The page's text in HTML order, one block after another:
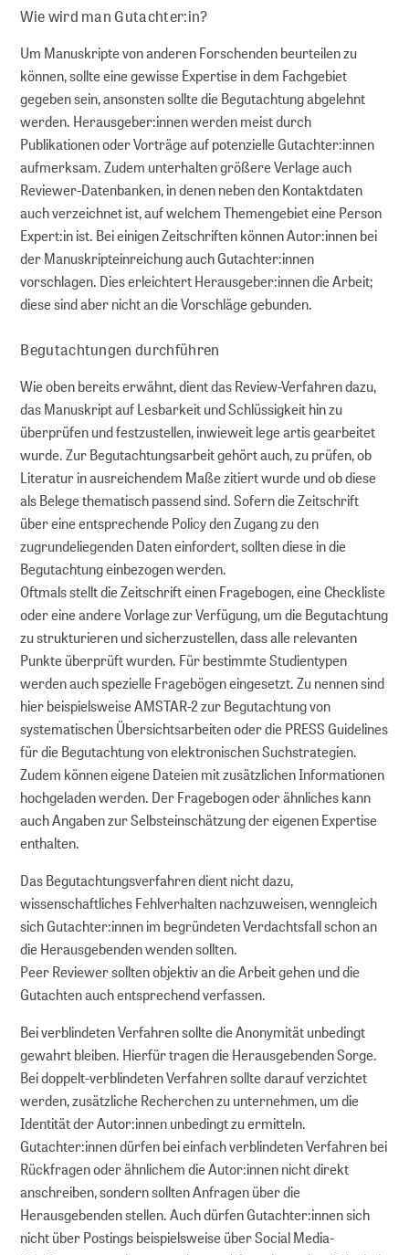
Wie wird man Gutachter:in?
Um Manuskripte von anderen Forschenden beurteilen zu
können, sollte eine gewisse Expertise in dem Fachgebiet
gegeben sein, ansonsten sollte die Begutachtung abgelehnt
werden. Herausgeber:innen werden meist durch
Publikationen oder Vorträge auf potenzielle Gutachter:innen
aufmerksam. Zudem unterhalten größere Verlage auch
Reviewer-Datenbanken, in denen neben den Kontaktdaten
auch verzeichnet ist, auf welchem Themengebiet eine Person
Expert:in ist. Bei einigen Zeitschriften können Autor:innen bei
der Manuskripteinreichung auch Gutachter:innen
vorschlagen. Dies erleichtert Herausgeber:innen die Arbeit;
diese sind aber nicht an die Vorschläge gebunden.
Begutachtungen durchführen
Wie oben bereits erwähnt, dient das Review-Verfahren dazu,
das Manuskript auf Lesbarkeit und Schlüssigkeit hin zu
überprüfen und festzustellen, inwieweit lege artis gearbeitet
wurde. Zur Begutachtungsarbeit gehört auch, zu prüfen, ob
Literatur in ausreichendem Maße zitiert wurde und ob diese
als Belege thematisch passend sind. Sofern die Zeitschrift
über eine entsprechende Policy den Zugang zu den
zugrundeliegenden Daten einfordert, sollten diese in die
Begutachtung einbezogen werden.
Oftmals stellt die Zeitschrift einen Fragebogen, eine Checkliste
oder eine andere Vorlage zur Verfügung, um die Begutachtung
zu strukturieren und sicherzustellen, dass alle relevanten
Punkte überprüft wurden. Für bestimmte Studientypen
werden auch spezielle Fragebögen eingesetzt. Zu nennen sind
hier beispielsweise AMSTAR-2 zur Begutachtung von
systematischen Übersichtsarbeiten oder die PRESS Guidelines
für die Begutachtung von elektronischen Suchstrategien.
Zudem können eigene Dateien mit zusätzlichen Informationen
hochgeladen werden. Der Fragebogen oder ähnliches kann
auch Angaben zur Selbsteinschätzung der eigenen Expertise
enthalten.
Das Begutachtungsverfahren dient nicht dazu,
wissenschaftliches Fehlverhalten nachzuweisen, wenngleich
sich Gutachter:innen im begründeten Verdachtsfall schon an
die Herausgebenden wenden sollten.
Peer Reviewer sollten objektiv an die Arbeit gehen und die
Gutachten auch entsprechend verfassen.
Bei verblindeten Verfahren sollte die Anonymität unbedingt
gewahrt bleiben. Hierfür tragen die Herausgebenden Sorge.
Bei doppelt-verblindeten Verfahren sollte darauf verzichtet
werden, zusätzliche Recherchen zu unternehmen, um die
Identität der Autor:innen unbedingt zu ermitteln.
Gutachter:innen dürfen bei einfach verblindeten Verfahren bei
Rückfragen oder ähnlichem die Autor:innen nicht direkt
anschreiben, sondern sollten Anfragen über die
Herausgebenden stellen. Auch dürfen Gutachter:innen sich
nicht über Postings beispielsweise über Social Media-